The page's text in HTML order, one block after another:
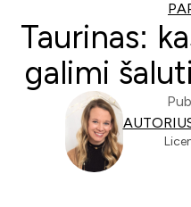
Taurinas:
galimi